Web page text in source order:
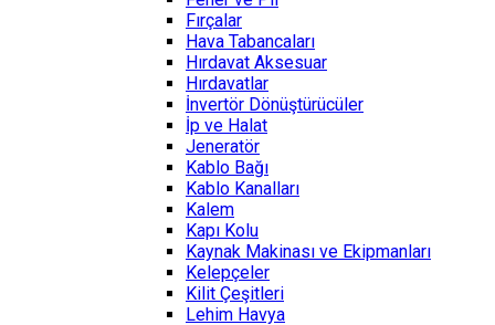
Fırçalar
Hava Tabancaları
Hırdavat Aksesuar
Hırdavatlar
İnvertör Dönüştürücüler
İp ve Halat
Jeneratör
Kablo Bağı
Kablo Kanalları
Kalem
Kapı Kolu
Kaynak Makinası ve Ekipmanları
Kelepçeler
Kilit Çeşitleri
Lehim Havya